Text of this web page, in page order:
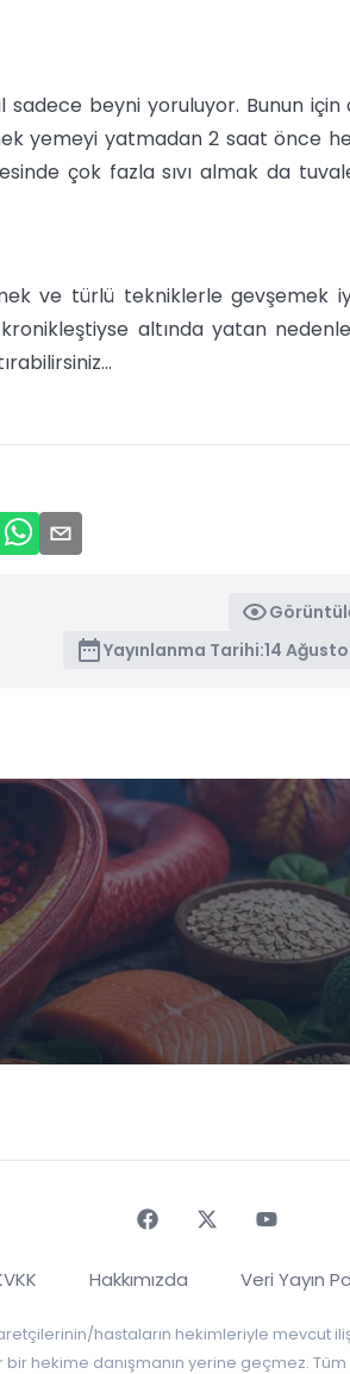
sadece beyni yoruluyor. Bunun için
yemeyi yatmadan 2 saat önce
çok fazla sıvı almak da
ve türlü tekniklerle gevşemek
altında yatan
Yayınlanma Tarihi:14
Hakkımızda Veri Yayın
hastaların hekimleriyle mevcut
hekime danışmanın yerine geçmez. Tüm